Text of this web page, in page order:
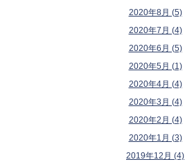
2020年8月 (5)
2020年7月 (4)
2020年6月 (5)
2020年5月 (1)
2020年4月 (4)
2020年3月 (4)
2020年2月 (4)
2020年1月 (3)
2019年12月 (4)